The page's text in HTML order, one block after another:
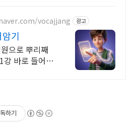
vocajjang 광고
기
으로 뿌리째
강 바로 들어보
하기